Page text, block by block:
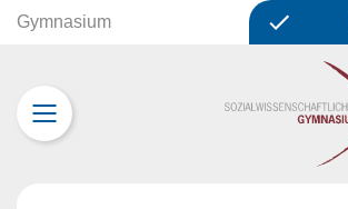
Gymnasium